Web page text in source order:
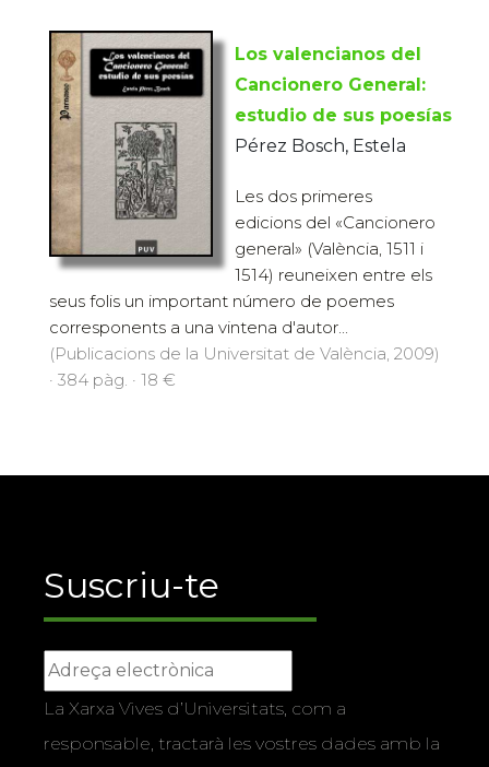
Los valencianos del
Cancionero General:
estudio de sus poesías
Pérez Bosch, Estela
Les dos primeres
edicions del «Cancionero
general» (València, 1511 i
1514) reuneixen entre els
seus folis un important número de poemes
corresponents a una vintena d'autor...
(Publicacions de la Universitat de València, 2009)
· 384 pàg. · 18 €
Suscriu-te
La Xarxa Vives d’Universitats, com a
responsable, tractarà les vostres dades amb la